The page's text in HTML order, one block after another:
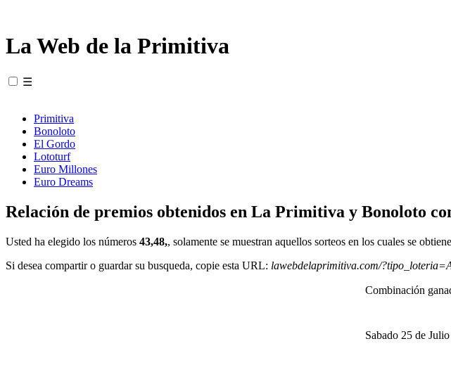
La Web de la Primitiva
☰
Primitiva
Bonoloto
El Gordo
Lototurf
Euro Millones
Euro Dreams
Relación de premios obtenidos en La Primitiva y Bonoloto
Usted ha elegido los números 43,48,, solamente se muestran aquellos sorteos en los cuales se
Si desea compartir o guardar su busqueda, copie esta URL: lawebdelaprimitiva.com/
Combinación
Sabado 25 de